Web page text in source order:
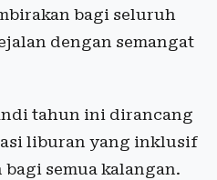
bagi seluruh
dengan semangat
tahun ini dirancang
liburan yang inklusif
semua kalangan.